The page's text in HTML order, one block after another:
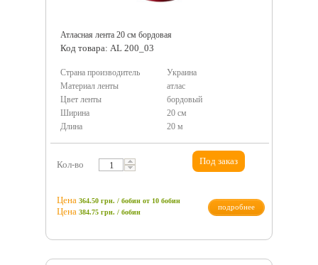
Атласная лента 20 см бордовая
Код товара: AL 200_03
Страна производитель
Украина
Материал ленты
атлас
Цвет ленты
бордовый
Ширина
20 см
Длина
20 м
Кол-во Под заказ
Цена 364.50 грн. / бобин от 10 бобин
Цена 384.75 грн. / бобин
подробнее